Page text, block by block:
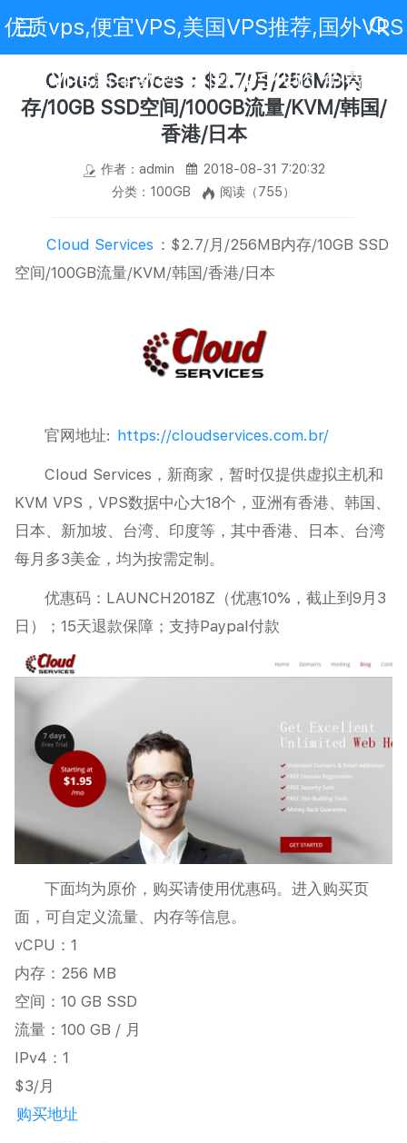
优质vps,便宜VPS,美国VPS推荐,国外VPS
评测,VPS新手教程,美国VPS代购,免费VPS
Cloud Services：$2.7/月/256MB内
存/10GB SSD空间/100GB流量/KVM/韩国/
香港/日本
作者：admin
2018-08-31 7:20:32
分类：100GB
阅读（755）
Cloud Services ：$2.7/月/256MB内存/10GB SSD
空间/100GB流量/KVM/韩国/香港/日本
官网地址: https://cloudservices.com.br/
Cloud Services，新商家，暂时仅提供虚拟主机和
KVM VPS，VPS数据中心大18个，亚洲有香港、韩国、
日本、新加坡、台湾、印度等，其中香港、日本、台湾
每月多3美金，均为按需定制。
优惠码：LAUNCH2018Z（优惠10%，截止到9月3
日）；15天退款保障；支持Paypal付款
下面均为原价，购买请使用优惠码。进入购买页
面，可自定义流量、内存等信息。
vCPU：1
内存：256 MB
空间：10 GB SSD
流量：100 GB / 月
IPv4：1
$3/月
购买地址